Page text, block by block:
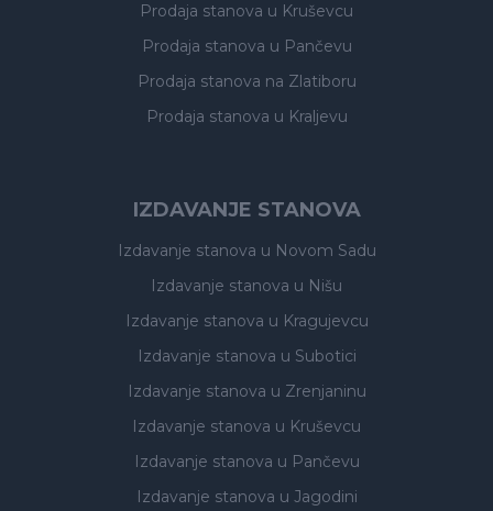
Prodaja stanova u Kruševcu
Prodaja stanova u Pančevu
Prodaja stanova na Zlatiboru
Prodaja stanova u Kraljevu
IZDAVANJE STANOVA
Izdavanje stanova u Novom Sadu
Izdavanje stanova u Nišu
Izdavanje stanova u Kragujevcu
Izdavanje stanova u Subotici
Izdavanje stanova u Zrenjaninu
Izdavanje stanova u Kruševcu
Izdavanje stanova u Pančevu
Izdavanje stanova u Jagodini